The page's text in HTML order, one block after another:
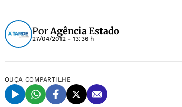
PorAgência Estado
27/04/2012 - 13:36 h
OUÇA COMPARTILHE